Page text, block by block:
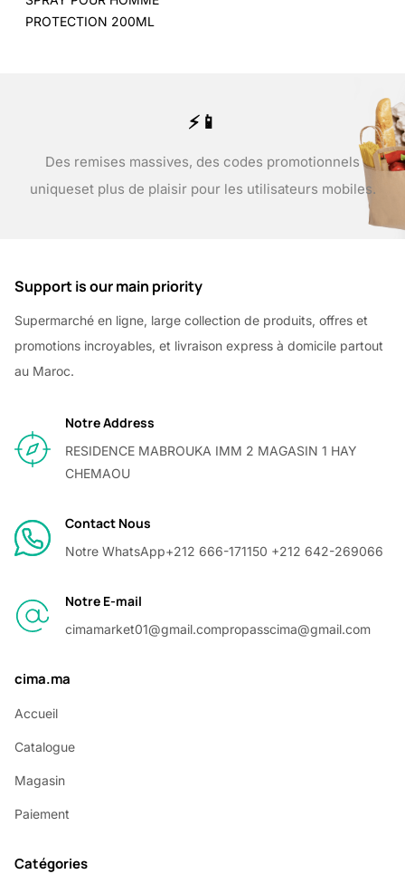
PROTECTION 200ML
⚡📱
Des remises massives, des codes promotionnels
uniqueset plus de plaisir pour les utilisateurs mobiles.
Support is our main priority
Supermarché en ligne, large collection de produits, offres et
promotions incroyables, et livraison express à domicile partout
au Maroc.
Notre Address
RESIDENCE MABROUKA IMM 2 MAGASIN 1 HAY
CHEMAOU
Contact Nous
Notre WhatsApp+212 666-171150 +212 642-269066
Notre E-mail
cimamarket01@gmail.compropasscima@gmail.com
cima.ma
Accueil
Catalogue
Magasin
Paiement
Catégories